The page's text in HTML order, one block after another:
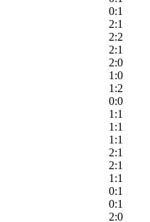
0:1
2:1
2:2
2:1
2:0
1:0
1:2
0:0
1:1
1:1
1:1
2:1
2:1
1:1
0:1
0:1
2:0